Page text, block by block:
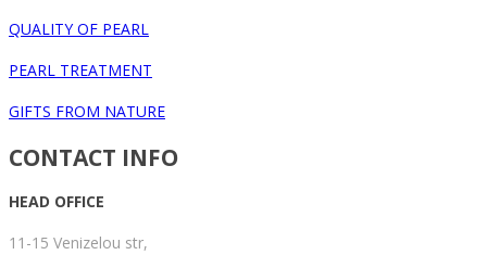
QUALITY OF PEARL
PEARL TREATMENT
GIFTS FROM NATURE
CONTACT INFO
HEAD OFFICE
11-15 Venizelou str,